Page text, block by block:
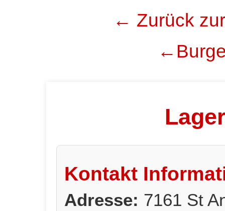
← Zurück
Kontakt
Adresse: 7161 St